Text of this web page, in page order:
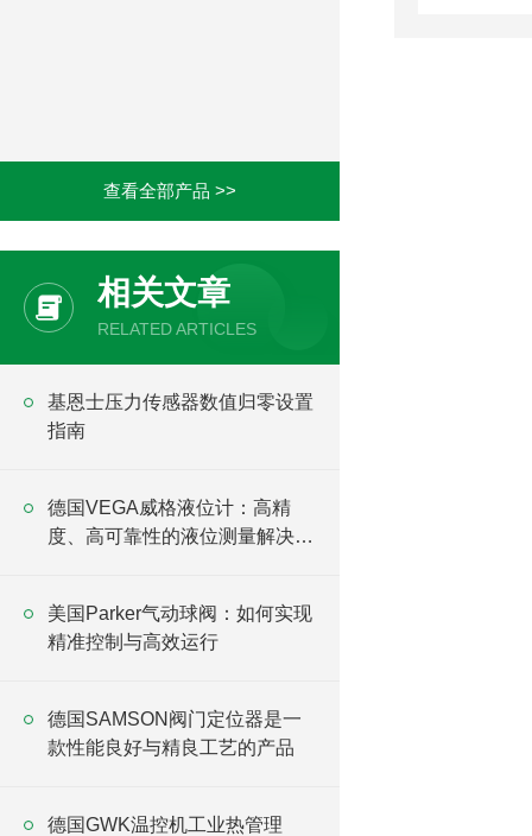
查看全部产品 >>
相关文章
RELATED ARTICLES
基恩士压力传感器数值归零设置
指南
德国VEGA威格液位计：高精
度、高可靠性的液位测量解决方
美国Parker气动球阀：如何实现
精准控制与高效运行
德国SAMSON阀门定位器是一
款性能良好与精良工艺的产品
德国GWK温控机工业热管理